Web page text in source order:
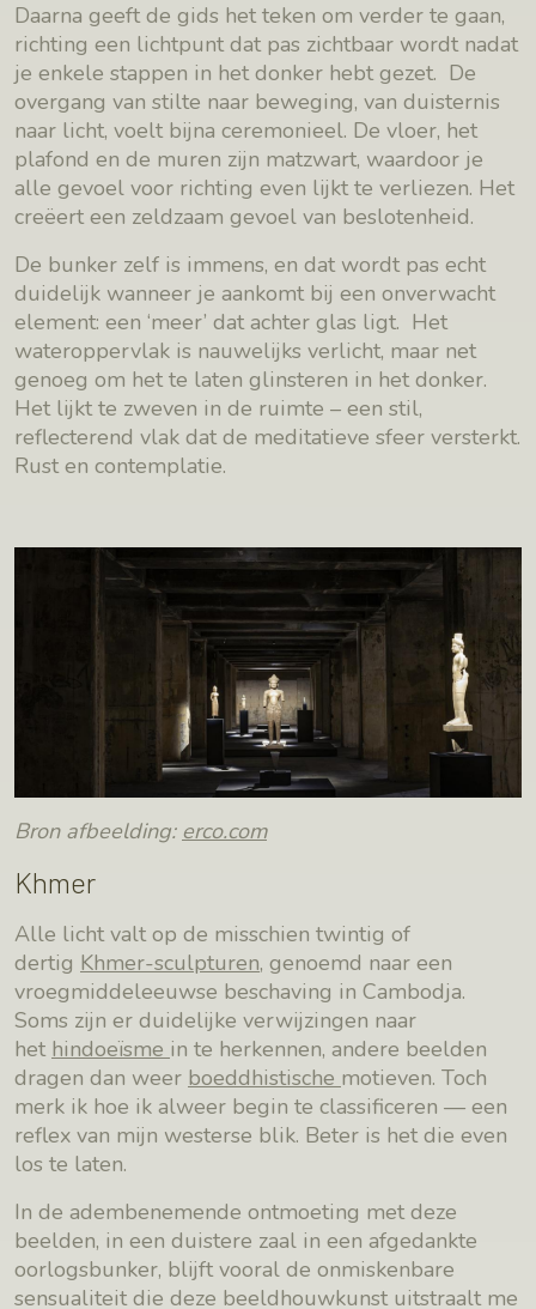
Daarna geeft de gids het teken om verder te gaan,
richting een lichtpunt dat pas zichtbaar wordt nadat
je enkele stappen in het donker hebt gezet. De
overgang van stilte naar beweging, van duisternis
naar licht, voelt bijna ceremonieel. De vloer, het
plafond en de muren zijn matzwart, waardoor je
alle gevoel voor richting even lijkt te verliezen. Het
creëert een zeldzaam gevoel van beslotenheid.
De bunker zelf is immens, en dat wordt pas echt
duidelijk wanneer je aankomt bij een onverwacht
element: een ‘meer’ dat achter glas ligt. Het
wateroppervlak is nauwelijks verlicht, maar net
genoeg om het te laten glinsteren in het donker.
Het lijkt te zweven in de ruimte – een stil,
reflecterend vlak dat de meditatieve sfeer versterkt.
Rust en contemplatie.
Bron afbeelding: erco.com
Khmer
Alle licht valt op de misschien twintig of
dertig Khmer-sculpturen, genoemd naar een
vroegmiddeleeuwse beschaving in Cambodja.
Soms zijn er duidelijke verwijzingen naar
het hindoeïsme in te herkennen, andere beelden
dragen dan weer boeddhistische motieven. Toch
merk ik hoe ik alweer begin te classificeren — een
reflex van mijn westerse blik. Beter is het die even
los te laten.
In de adembenemende ontmoeting met deze
beelden, in een duistere zaal in een afgedankte
oorlogsbunker, blijft vooral de onmiskenbare
sensualiteit die deze beeldhouwkunst uitstraalt me